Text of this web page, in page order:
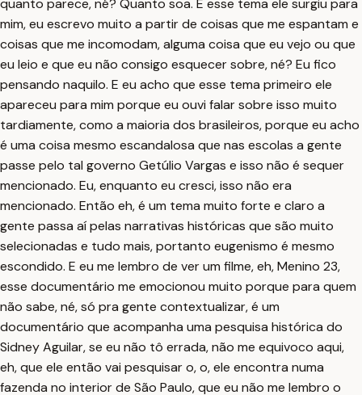
quanto parece, né? Quanto soa. E esse tema ele surgiu para
mim, eu escrevo muito a partir de coisas que me espantam e
coisas que me incomodam, alguma coisa que eu vejo ou que
eu leio e que eu não consigo esquecer sobre, né? Eu fico
pensando naquilo. E eu acho que esse tema primeiro ele
apareceu para mim porque eu ouvi falar sobre isso muito
tardiamente, como a maioria dos brasileiros, porque eu acho
é uma coisa mesmo escandalosa que nas escolas a gente
passe pelo tal governo Getúlio Vargas e isso não é sequer
mencionado. Eu, enquanto eu cresci, isso não era
mencionado. Então eh, é um tema muito forte e claro a
gente passa aí pelas narrativas históricas que são muito
selecionadas e tudo mais, portanto eugenismo é mesmo
escondido. E eu me lembro de ver um filme, eh, Menino 23,
esse documentário me emocionou muito porque para quem
não sabe, né, só pra gente contextualizar, é um
documentário que acompanha uma pesquisa histórica do
Sidney Aguilar, se eu não tô errada, não me equivoco aqui,
eh, que ele então vai pesquisar o, o, ele encontra numa
fazenda no interior de São Paulo, que eu não me lembro o